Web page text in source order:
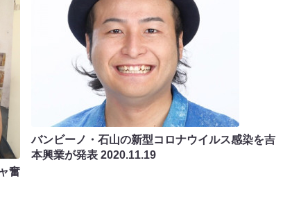
奮
バンビーノ・石山の新型コロナウイルス感染を吉
本興業が発表2020.11.19